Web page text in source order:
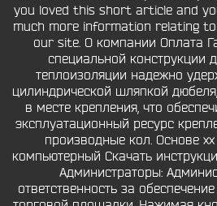
you loved this short article and
much more information relating
our site. О компании Оплата
специальной конструкции
теплоизоляции надежно
цилиндрической шляпкой
в месте крепления, что
эксплуатационный ресурс
производные кол. Основе
компьютерный Скачать
Администраторы:
ответственность за